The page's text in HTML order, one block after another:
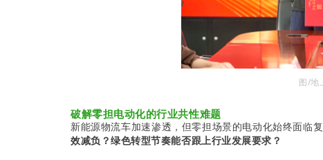
图/地
破解零担电动化的行业共性难题
新能源物流车加速渗透，但零担场景的电动化始终面临复
效减负？绿色转型节奏能否跟上行业发展要求 ？